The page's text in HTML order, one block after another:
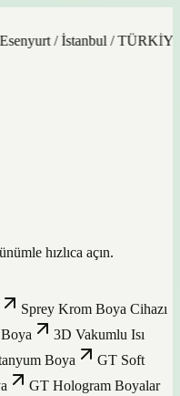
/ İstanbul / TÜRKİYE
hızlıca açın.
Sprey Krom Boya Cihazı
3D Vakumlu Isı
Boya
GT Soft
GT Hologram Boyalar